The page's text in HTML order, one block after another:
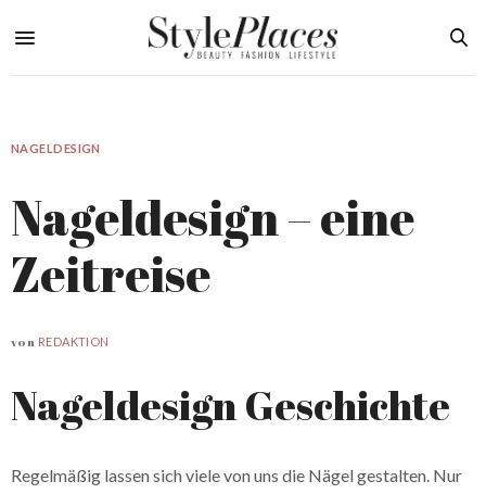
NAGELDESIGN
Nageldesign – eine
Zeitreise
von REDAKTION
Nageldesign Geschichte
Regelmäßig lassen sich viele von uns die Nägel gestalten. Nur